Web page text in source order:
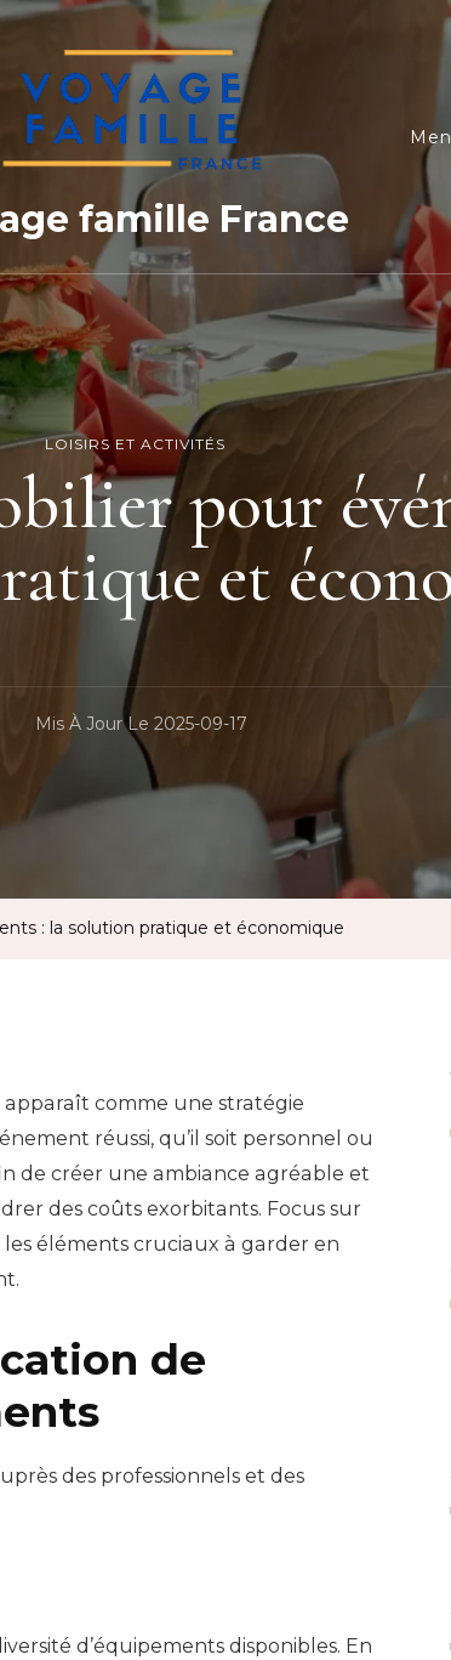
famille France
LOISIRS ET ACTIVITÉS
pour
et
Mis À Jour Le 2025-09-17
: la solution pratique et économique
apparaît comme une stratégie
réussi, qu’il soit personnel ou
de créer une ambiance agréable et
des coûts exorbitants. Focus sur
éléments cruciaux à garder en
de
des professionnels et des
d’équipements disponibles. En